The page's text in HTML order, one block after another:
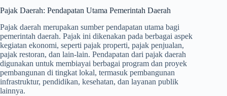
Pajak Daerah: Pendapatan Utama Pemerintah Daerah
Pajak daerah merupakan sumber pendapatan utama bagi
pemerintah daerah. Pajak ini dikenakan pada berbagai aspek
kegiatan ekonomi, seperti pajak properti, pajak penjualan,
pajak restoran, dan lain-lain. Pendapatan dari pajak daerah
digunakan untuk membiayai berbagai program dan proyek
pembangunan di tingkat lokal, termasuk pembangunan
infrastruktur, pendidikan, kesehatan, dan layanan publik
lainnya.